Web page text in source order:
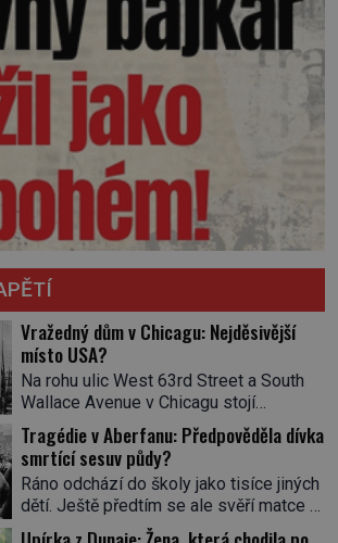
Vražedný dům v Chicagu: Nejděsivější
místo USA?
Na rohu ulic West 63rd Street a South
Wallace Avenue v Chicagu stojí
nenápadná pošta. Nemá žádný speciální
nápis ani pamětní desku. A přesto prý
místní zaměstnanci neradi chodí do
sklepa. Právě tady totiž sídlil sériový
vrah H. H. Holmes a také
nejpropracovanější past na lidi
Tragédie v Aberfanu: Předpověděla dívka
smrtící sesuv půdy?
Ráno odchází do školy jako tisíce jiných
dětí. Ještě předtím se ale svěří matce s
podivným snem. Ve škole, kterou dobře